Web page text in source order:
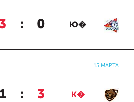
: 0 Ю�
15 МАРТА
1 : 3 К�